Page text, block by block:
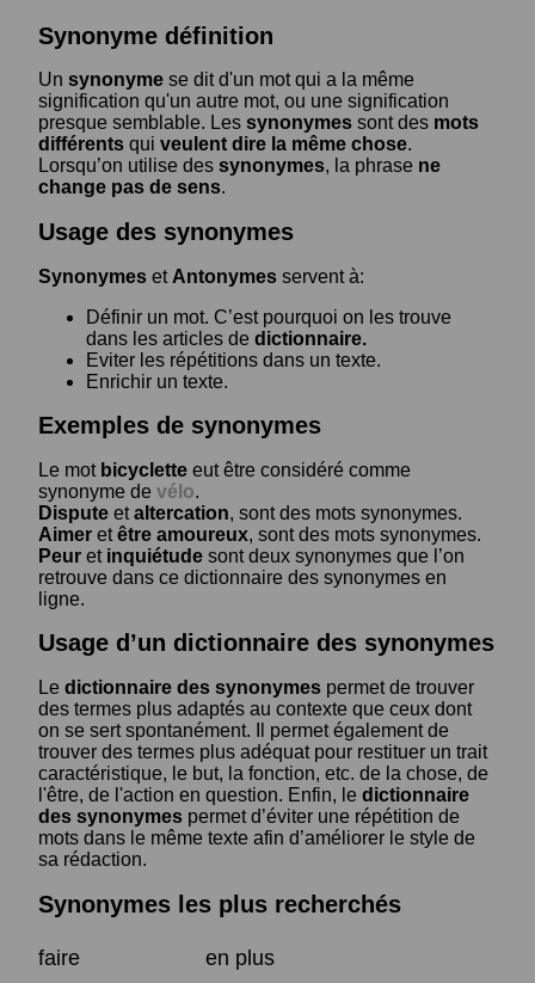
Synonyme définition
Un synonyme se dit d'un mot qui a la même
signification qu'un autre mot, ou une signification
presque semblable. Les synonymes sont des mots
différents qui veulent dire la même chose.
Lorsqu’on utilise des synonymes, la phrase ne
change pas de sens.
Usage des synonymes
Synonymes et Antonymes servent à:
Définir un mot. C’est pourquoi on les trouve
dans les articles de dictionnaire.
Eviter les répétitions dans un texte.
Enrichir un texte.
Exemples de synonymes
Le mot bicyclette eut être considéré comme
synonyme de vélo.
Dispute etaltercation, sont des mots synonymes.
Aimer etêtre amoureux, sont des mots synonymes.
Peur et inquiétude sont deux synonymes que l’on
retrouve dans ce dictionnaire des synonymes en
ligne.
Usage d’un dictionnaire des synonymes
Le dictionnaire des synonymes permet de trouver
des termes plus adaptés au contexte que ceux dont
on se sert spontanément. Il permet également de
trouver des termes plus adéquat pour restituer un trait
caractéristique, le but, la fonction, etc. de la chose, de
l'être, de l'action en question. Enfin, le dictionnaire
des synonymes permet d’éviter une répétition de
mots dans le même texte afin d’améliorer le style de
sa rédaction.
Synonymes les plus recherchés
faire
en plus